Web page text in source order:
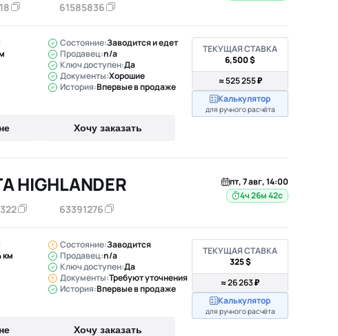
61585836
Состояние:Заводится и едет
Продавец:n/a
Ключ доступен:Да
Документы:Хорошие
История:Впервые в продаже
Хочу заказать
ТЕКУЩАЯ СТАВКА
6,500 $
≈ 525 255 ₽
Калькулятор
для ручного расчёта
HIGHLANDER
63391276
пт, 7 авг, 14:00
4ч 26м 41с
км
Состояние:Заводится
Продавец:n/a
Ключ доступен:Да
Документы:Требуют уточнения
История:Впервые в продаже
Хочу заказать
ТЕКУЩАЯ СТАВКА
325 $
≈ 26 263 ₽
Калькулятор
для ручного расчёта